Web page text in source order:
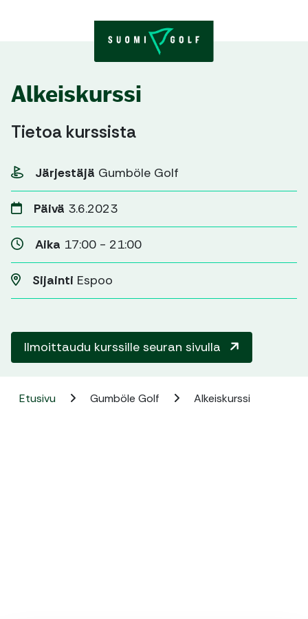
Alkeiskurssi
Tietoa kurssista
Järjestäjä Gumböle Golf
Päivä 3.6.2023
Aika 17:00 - 21:00
Sijainti Espoo
Ilmoittaudu kurssille seuran sivulla
Etusivu Gumböle Golf Alkeiskurssi